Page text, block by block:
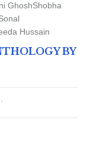
GhoshShobha
Hussain
BY